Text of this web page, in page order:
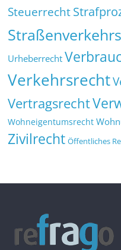
Steuerrecht
Urheberrecht
Verkehrsrecht
Vertragsrecht
Wohneigentumsrecht
Zivilrecht Öffentliches